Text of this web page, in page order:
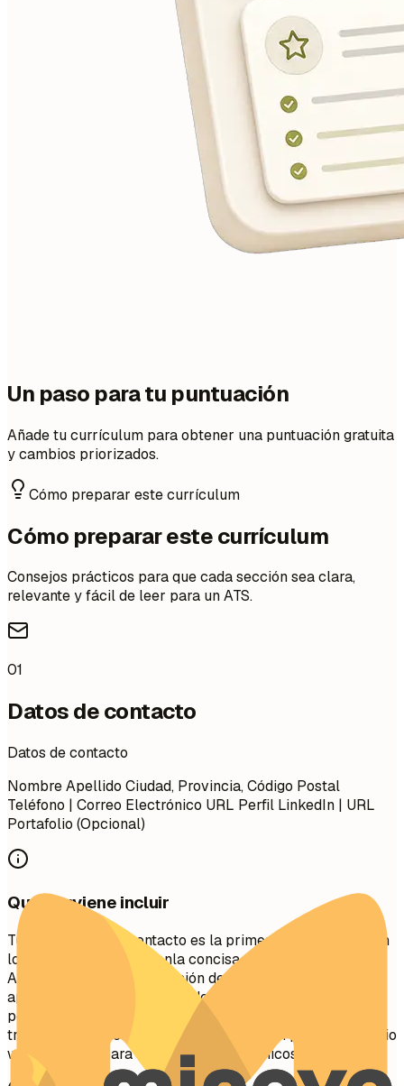
Un paso para tu puntuación
Añade tu currículum para obtener una puntuación gratuita
y cambios priorizados.
Cómo preparar este currículum
Cómo preparar este currículum
Consejos prácticos para que cada sección sea clara,
relevante y fácil de leer para un ATS.
01
Datos de contacto
Datos de contacto
Nombre Apellido Ciudad, Provincia, Código Postal
Teléfono | Correo Electrónico URL Perfil LinkedIn | URL
Portafolio (Opcional)
Qué conviene incluir
Tu información de contacto es la primera sección que ven
los reclutadores. Mantenla concisa y profesional.
Asegúrate de que tu dirección de correo electrónico sea
apropiada (ej.
nombre.apellido@gmail.com
perfil de LinkedIn para una visión completa de tu
trayectoria profesional. Se recomienda un portafolio o sitio
web personal para roles creativos, técnicos o de diseño.